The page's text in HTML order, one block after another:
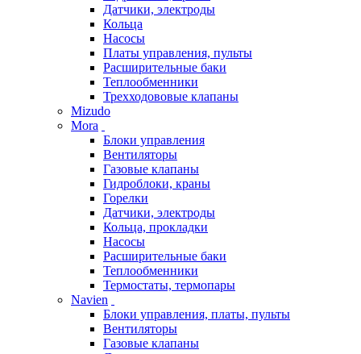
Датчики, электроды
Кольца
Насосы
Платы управления, пульты
Расширительные баки
Теплообменники
Трехходововые клапаны
Mizudo
Mora
Блоки управления
Вентиляторы
Газовые клапаны
Гидроблоки, краны
Горелки
Датчики, электроды
Кольца, прокладки
Насосы
Расширительные баки
Теплообменники
Термостаты, термопары
Navien
Блоки управления, платы, пульты
Вентиляторы
Газовые клапаны